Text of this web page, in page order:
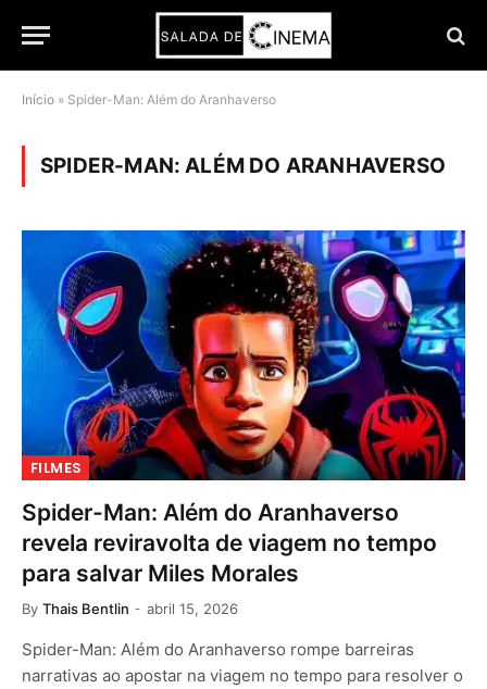
Início » Spider-Man: Além do Aranhaverso
SPIDER-MAN: ALÉM DO ARANHAVERSO
FILMES
Spider-Man: Além do Aranhaverso
revela reviravolta de viagem no tempo
para salvar Miles Morales
By Thais Bentlin abril 15, 2026
Spider-Man: Além do Aranhaverso rompe barreiras
narrativas ao apostar na viagem no tempo para resolver o